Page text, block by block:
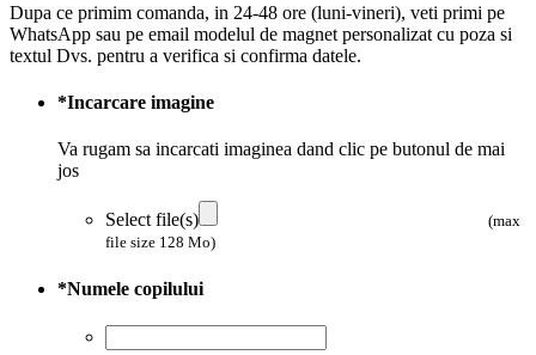
Dupa ce primim comanda, in 24-48 ore (luni-vineri), veti primi pe
WhatsApp sau pe email modelul de magnet personalizat cu poza si
textul Dvs. pentru a verifica si confirma datele.
*Incarcare imagine
Va rugam sa incarcati imaginea dand clic pe butonul de mai
jos
Select file(s)
(max
file size 128 Mo)
*Numele copilului